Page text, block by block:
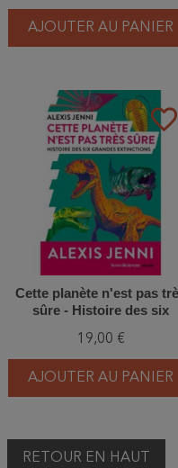
AJOUTER AU PANIER
favorite_border
Cette planète n'est pas
sûre - Histoire des six
19,00 €
AJOUTER AU PANIER
RETOUR EN HAUT